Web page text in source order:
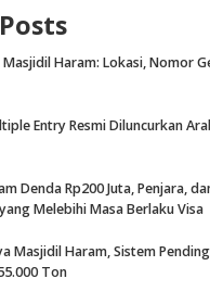
Haram: Lokasi, Nomor
Entry Resmi Diluncurkan
Denda Rp200 Juta, Penjara,
Melebihi Masa Berlaku Visa
Masjidil Haram, Sistem
Ton